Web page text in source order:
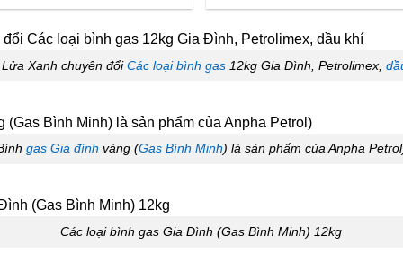
Xanh chuyên đổiCác loại bình gas12kg Gia Đình, Petrolimex,
gas Gia đình vàng (Gas Bình Minh) là sản phẩm của Anpha
Các loại bình gas Gia Đình (Gas Bình Minh) 12kg